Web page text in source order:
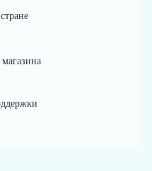
магазина